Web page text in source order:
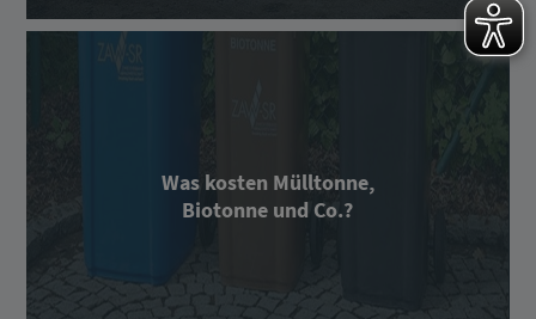
Was kosten Mülltonne,
Biotonne und Co.?